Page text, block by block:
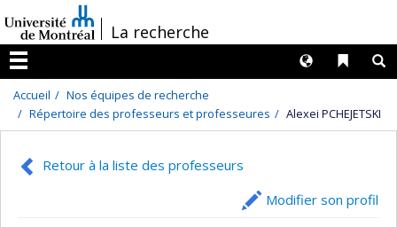
au
contenu
/La recherche
Menu
Liens
Langues
Accueil
Nos équipes de recherche
Répertoire des professeurs et professeures
Alexei PCHEJETSKI
Retour à la liste des professeurs
Modifier son profil